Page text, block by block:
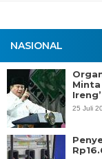
NASIONAL
Ireng’
25 Juli